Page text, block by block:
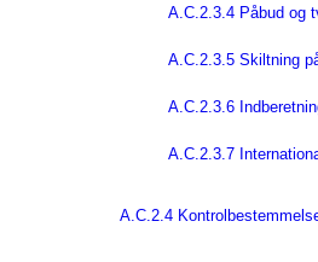
A.C.2.3.4 Påbud og
A.C.2.3.5 Skiltning
A.C.2.3.6
A.C.2.3.7
A.C.2.4